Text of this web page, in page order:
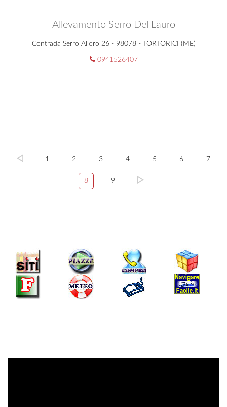
Allevamento Serro Del Lauro
Contrada Serro Alloro 26 - 98078 - TORTORICI (ME)
0941526407
1 2 3 4 5 6 7
8 9